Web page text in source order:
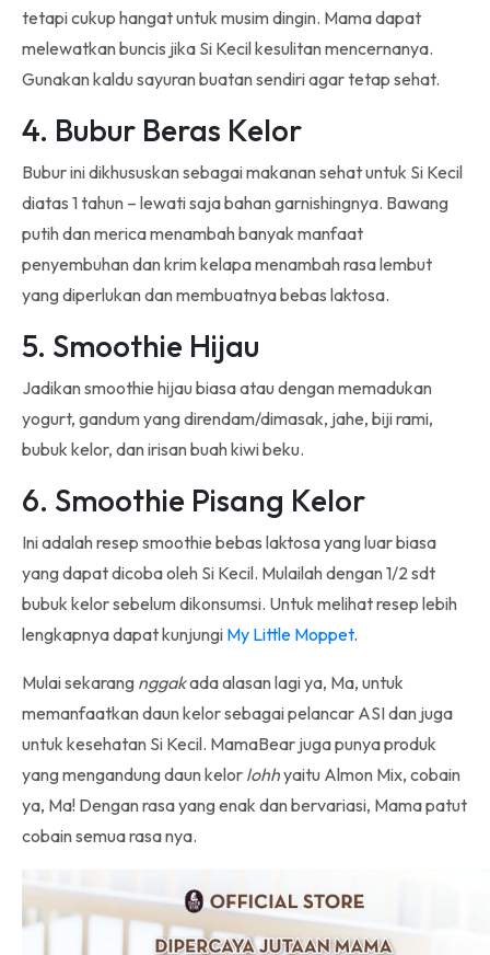
tetapi cukup hangat untuk musim dingin. Mama dapat
melewatkan buncis jika Si Kecil kesulitan mencernanya.
Gunakan kaldu sayuran buatan sendiri agar tetap sehat.
4. Bubur Beras Kelor
Bubur ini dikhususkan sebagai makanan sehat untuk Si Kecil
diatas 1 tahun – lewati saja bahan garnishingnya. Bawang
putih dan merica menambah banyak manfaat
penyembuhan dan krim kelapa menambah rasa lembut
yang diperlukan dan membuatnya bebas laktosa.
5. Smoothie Hijau
Jadikan smoothie hijau biasa atau dengan memadukan
yogurt, gandum yang direndam/dimasak, jahe, biji rami,
bubuk kelor, dan irisan buah kiwi beku.
6. Smoothie Pisang Kelor
Ini adalah resep smoothie bebas laktosa yang luar biasa
yang dapat dicoba oleh Si Kecil. Mulailah dengan 1/2 sdt
bubuk kelor sebelum dikonsumsi. Untuk melihat resep lebih
lengkapnya dapat kunjungi My Little Moppet.
Mulai sekarang nggakada alasan lagi ya, Ma, untuk
memanfaatkan daun kelor sebagai pelancar ASI dan juga
untuk kesehatan Si Kecil. MamaBear juga punya produk
yang mengandung daun kelor lohhyaitu Almon Mix, cobain
ya, Ma! Dengan rasa yang enak dan bervariasi, Mama patut
cobain semua rasa nya.